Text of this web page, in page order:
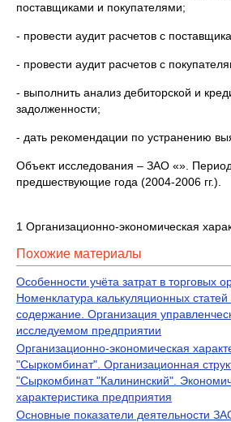
поставщиками и покупателями;
- провести аудит расчетов с
- провести аудит расчетов с
- выполнить анализ дебиторской и
задолженности;
- дать рекомендации по устранению
Объект исследования – ЗАО «».
предшествующие года (2004-2006 гг.).
1 Организационно-экономическая
Похожие материалы
Особенности учёта затрат в торговых
Номенклатура калькуляционных статей
содержание. Организация
исследуемом предприятии
Организационно-экономическая
"Сыркомбинат". Организационная
"Сыркомбинат "Калининский".
характеристика предприятия
Основные показатели деятельности